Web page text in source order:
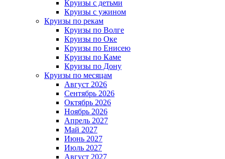
Круизы с детьми
Круизы с ужином
Круизы по рекам
Круизы по Волге
Круизы по Оке
Круизы по Енисею
Круизы по Каме
Круизы по Дону
Круизы по месяцам
Август 2026
Сентябрь 2026
Октябрь 2026
Ноябрь 2026
Апрель 2027
Май 2027
Июнь 2027
Июль 2027
Август 2027